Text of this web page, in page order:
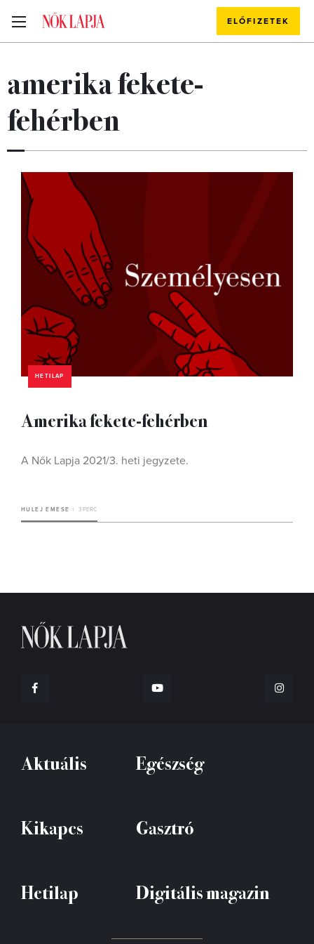
ELŐFIZETEK
amerika fekete-
fehérben
HETILAP
Amerika fekete-fehérben
A Nők Lapja 2021/3. heti jegyzete.
HULEJ EMESE 3 PERC
Aktuális Egészség
Kikapcs Gasztró
Hetilap Digitális magazin